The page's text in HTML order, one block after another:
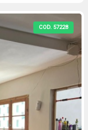
COD. 57228